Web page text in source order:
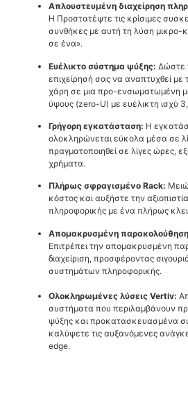
Απλουστευμένη διαχείρηση
Η Προστατέψτε τις κρίσιμες
συνθήκες με αυτή τη λύση μικρο-
σε ένα».
Ευέλικτο σύστημα ψύξης: Δώστε
επιχείρησή σας να αναπτυχθεί με
χάρη σε μια προ-ενσωματωμένη
ύψους (zero-U) με ευέλικτη ισχύ
Γρήγορη εγκατάσταση: Η
ολοκληρώνεται εύκολα μέσα σε
πραγματοποιηθεί σε λίγες ώρες,
χρήματα.
Πλήρως σφραγισμένο Rack:
κόστος και αυξήστε την
πληροφορικής με ένα πλήρως
Απομακρυσμένη παρακολούθηση
Επιτρέπει την απομακρυσμένη
διαχείριση, προσφέροντας
συστημάτων πληροφορικής.
Ολοκληρωμένες λύσεις Vertiv:
συστήματα που περιλαμβάνουν
ψύξης και προκατασκευασμένα
καλύψετε τις αυξανόμενες
edge.